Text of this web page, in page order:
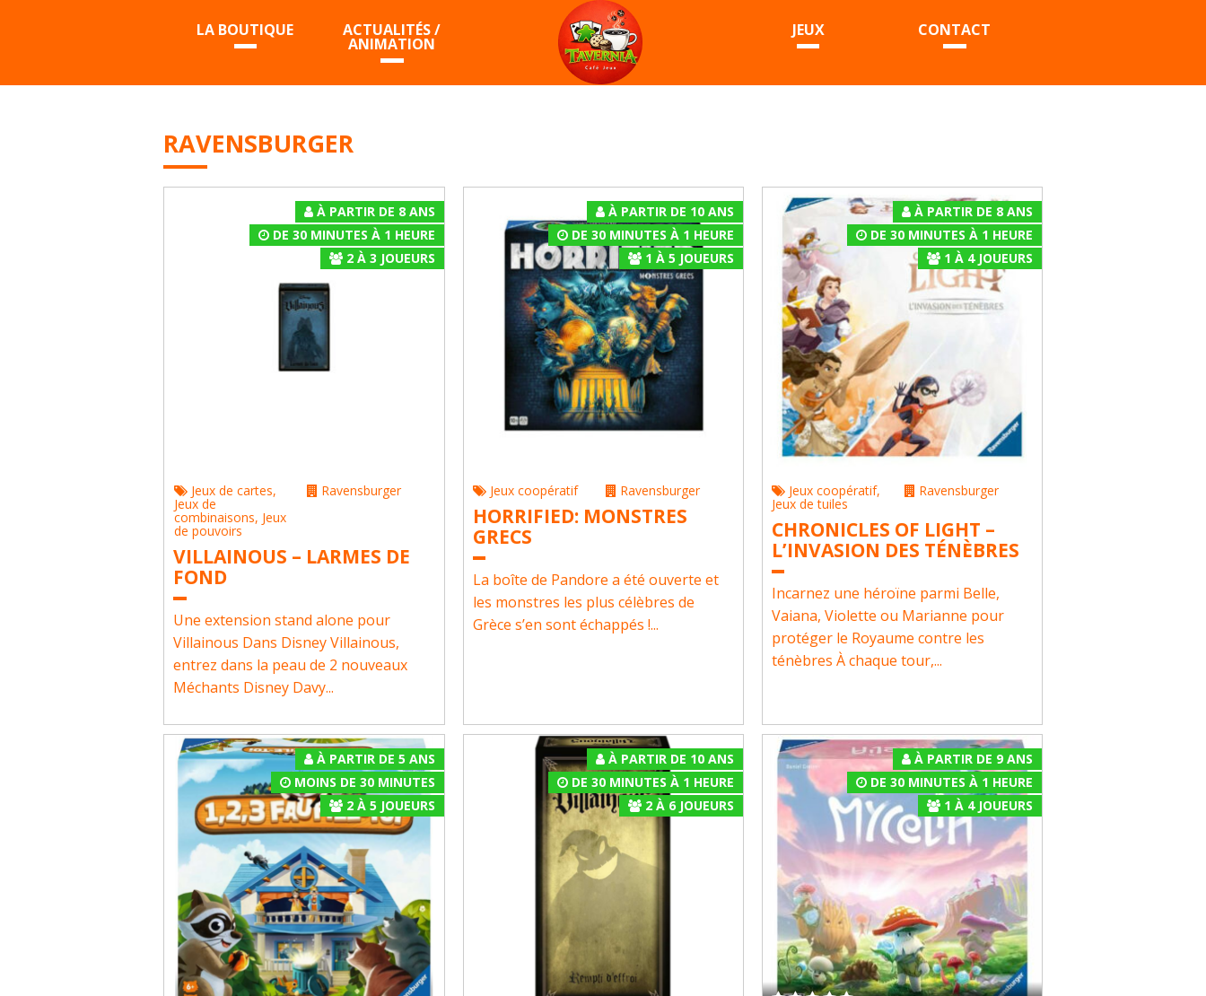
LA BOUTIQUE ACTUALITÉS /
ANIMATION
JEUX CONTACT
RAVENSBURGER
À PARTIR DE 8 ANS
DE 30 MINUTES À 1 HEURE
2À 3 JOUEURS
Jeux de cartes,
Jeux de
combinaisons, Jeux
de pouvoirs
Ravensburger
VILLAINOUS – LARMES DE
FOND
Une extension stand alone pour
Villainous Dans Disney Villainous,
entrez dans la peau de 2 nouveaux
Méchants Disney Davy...
À PARTIR DE 10 ANS
DE 30 MINUTES À 1 HEURE
1 À 5 JOUEURS
Jeux coopératif Ravensburger
HORRIFIED: MONSTRES
GRECS
La boîte de Pandore a été ouverte et
les monstres les plus célèbres de
Grèce s’en sont échappés !...
À PARTIR DE 8 ANS
DE 30 MINUTES À 1 HEURE
1 À 4JOUEURS
Jeux coopératif,
Jeux de tuiles
Ravensburger
CHRONICLES OF LIGHT –
L’INVASION DES TÉNÈBRES
Incarnez une héroïne parmi Belle,
Vaiana, Violette ou Marianne pour
protéger le Royaume contre les
ténèbres À chaque tour,...
À PARTIR DE 5 ANS
MOINS DE 30 MINUTES
2À 5 JOUEURS
À PARTIR DE 10 ANS
DE 30 MINUTES À 1 HEURE
2À 6JOUEURS
À PARTIR DE 9 ANS
DE 30 MINUTES À 1 HEURE
1 À 4JOUEURS